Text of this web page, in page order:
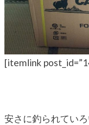
[itemlink
安さに釣られてい